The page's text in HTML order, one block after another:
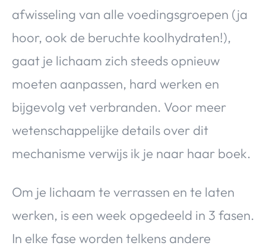
afwisseling van alle voedingsgroepen (ja
hoor, ook de beruchte koolhydraten!),
gaat je lichaam zich steeds opnieuw
moeten aanpassen, hard werken en
bijgevolg vet verbranden. Voor meer
wetenschappelijke details over dit
mechanisme verwijs ik je naar haar boek.
Om je lichaam te verrassen en te laten
werken, is een week opgedeeld in 3 fasen.
In elke fase worden telkens andere